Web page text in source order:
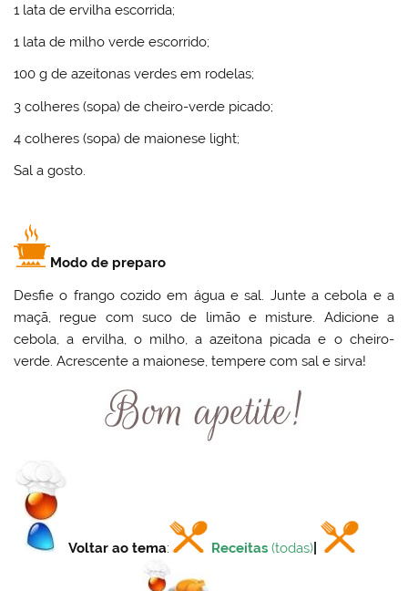
1 lata de ervilha escorrida;
1 lata de milho verde escorrido;
100 g de azeitonas verdes em rodelas;
3 colheres (sopa) de cheiro-verde picado;
4 colheres (sopa) de maionese light;
Sal a gosto.
Modo de preparo
Desfie o frango cozido em água e sal. Junte a cebola e a
maçã, regue com suco de limão e misture. Adicione a
cebola, a ervilha, o milho, a azeitona picada e o cheiro-
verde. Acrescente a maionese, tempere com sal e sirva!
Voltar ao tema: Receitas (todas)